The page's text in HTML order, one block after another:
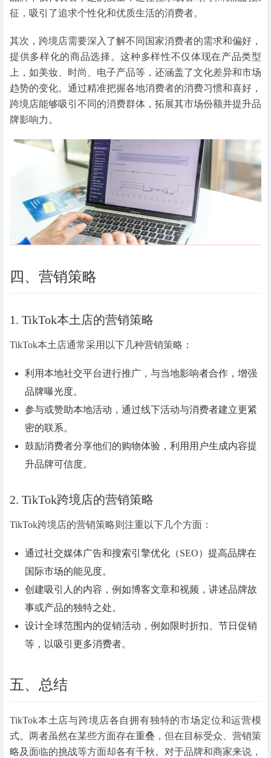
征，吸引了追求个性化和优质生活的消费者。
其次，跨境店需要深入了解不同国家消费者的需求和偏好，
提供多样化的商品选择。这种多样性不仅体现在产品类型
上，如美妆、时尚、电子产品等，还涵盖了文化差异和市场
趋势的变化。通过精准把握各地消费者的消费习惯和喜好，
跨境店能够吸引不同的消费群体，拓展其市场份额并提升品
牌影响力。
四、营销策略
1. TikTok本土店的营销策略
TikTok本土店通常采用以下几种营销策略：
利用本地社交平台进行推广，与当地影响者合作，增强
品牌曝光度。
参与或赞助本地活动，通过线下活动与消费者建立更紧
密的联系。
鼓励消费者分享他们的购物体验，利用用户生成内容提
升品牌可信度。
2. TikTok跨境店的营销策略
TikTok跨境店的营销策略则注重以下几个方面：
通过社交媒体广告和搜索引擎优化（SEO）提高品牌在
国际市场的能见度。
创建吸引人的内容，例如博客文章和视频，讲述品牌故
事或产品的独特之处。
设计全球范围内的促销活动，例如限时折扣、节日促销
等，以吸引更多消费者。
五、总结
TikTok本土店与跨境店各自拥有独特的市场定位和运营模
式。两者虽然在某些方面存在重叠，但在目标受众、营销策
略及面临的挑战等方面却各有千秋。对于品牌和商家来说，